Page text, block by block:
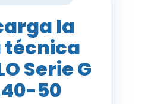
la
Serie G
50